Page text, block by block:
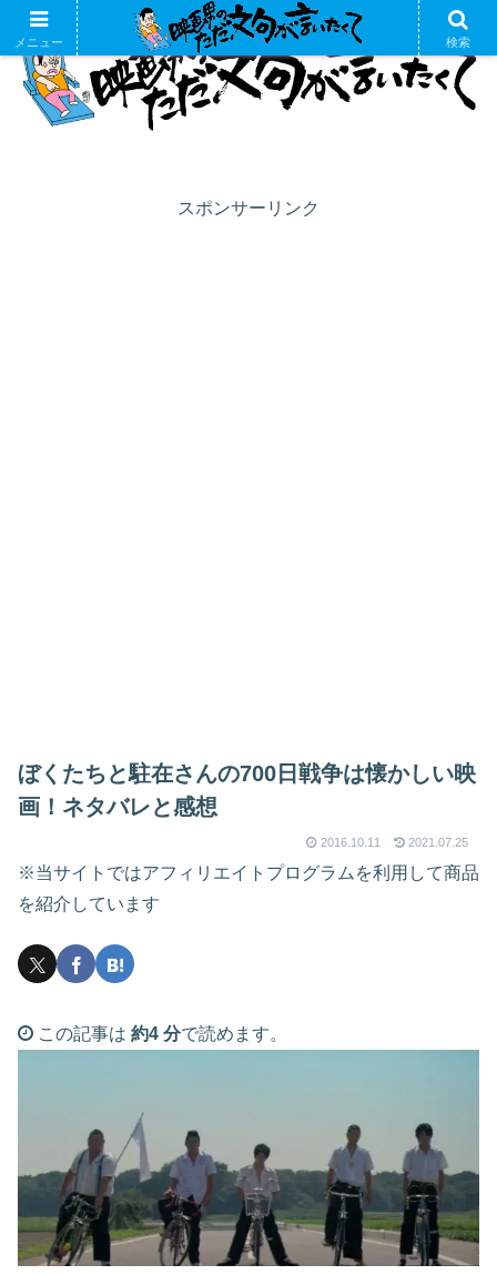
スポンサーリンク
ぼくたちと駐在さんの700日戦争は懐かしい映
画！ネタバレと感想
2016.10.11 2021.07.25
※当サイトではアフィリエイトプログラムを利用して商品
を紹介しています
この記事は 約4 分で読めます。
メニュー 検索